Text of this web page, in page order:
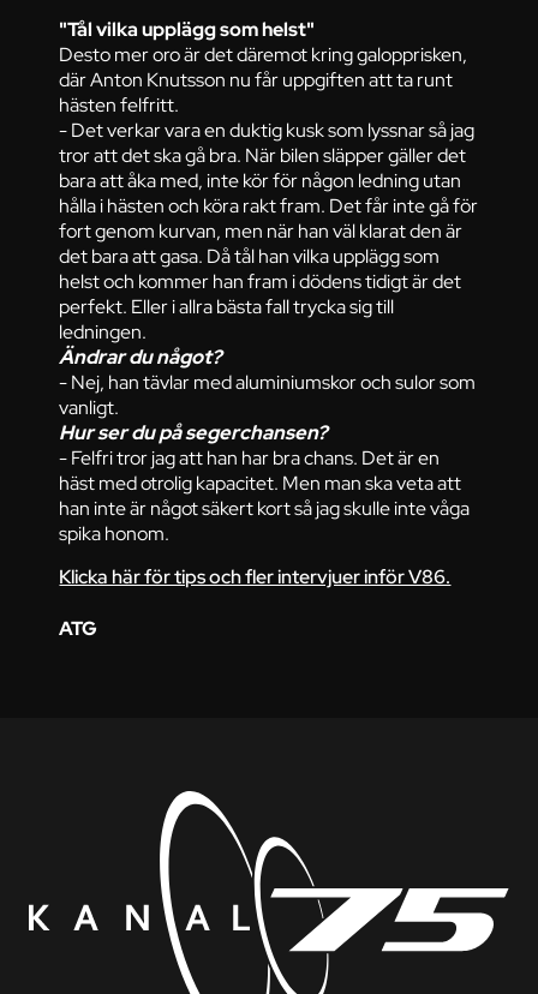
"Tål vilka upplägg som helst"
Desto mer oro är det däremot kring galopprisken,
där Anton Knutsson nu får uppgiften att ta runt
hästen felfritt.
- Det verkar vara en duktig kusk som lyssnar så jag
tror att det ska gå bra. När bilen släpper gäller det
bara att åka med, inte kör för någon ledning utan
hålla i hästen och köra rakt fram. Det får inte gå för
fort genom kurvan, men när han väl klarat den är
det bara att gasa. Då tål han vilka upplägg som
helst och kommer han fram i dödens tidigt är det
perfekt. Eller i allra bästa fall trycka sig till
ledningen.
Ändrar du något?
- Nej, han tävlar med aluminiumskor och sulor som
vanligt.
Hur ser du på segerchansen?
- Felfri tror jag att han har bra chans. Det är en
häst med otrolig kapacitet. Men man ska veta att
han inte är något säkert kort så jag skulle inte våga
spika honom.
Klicka här för tips och fler intervjuer inför V86.
ATG